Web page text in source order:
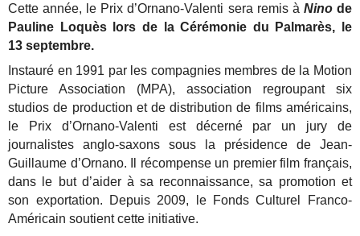
Cette année, le Prix d’Ornano-Valenti sera remis à Nino de
Pauline Loquès lors de la Cérémonie du Palmarès, le
13 septembre.
Instauré en 1991 par les compagnies membres de la Motion
Picture Association (MPA), association regroupant six
studios de production et de distribution de films américains,
le Prix d’Ornano-Valenti est décerné par un jury de
journalistes anglo-saxons sous la présidence de Jean-
Guillaume d’Ornano. Il récompense un premier film français,
dans le but d’aider à sa reconnaissance, sa promotion et
son exportation. Depuis 2009, le Fonds Culturel Franco-
Américain soutient cette initiative.